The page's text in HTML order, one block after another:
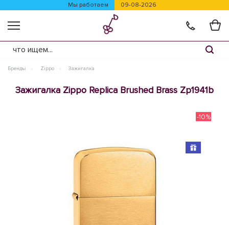
Мы работаем 09-08-2026
Бренды Zippo Зажигалка
Зажигалка Zippo Replica Brushed Brass Zp1941b
-10%